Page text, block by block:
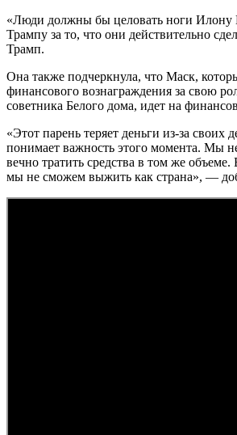
«Люди должны бы целовать ноги Илону
Трампу за то, что они действительно
Трамп.
Она также подчеркнула, что Маск,
финансового вознаграждения за свою
советника Белого дома, идет на
«Этот парень теряет деньги из-за своих
понимает важность этого момента. Мы
вечно тратить средства в том же
мы не сможем выжить как страна», —